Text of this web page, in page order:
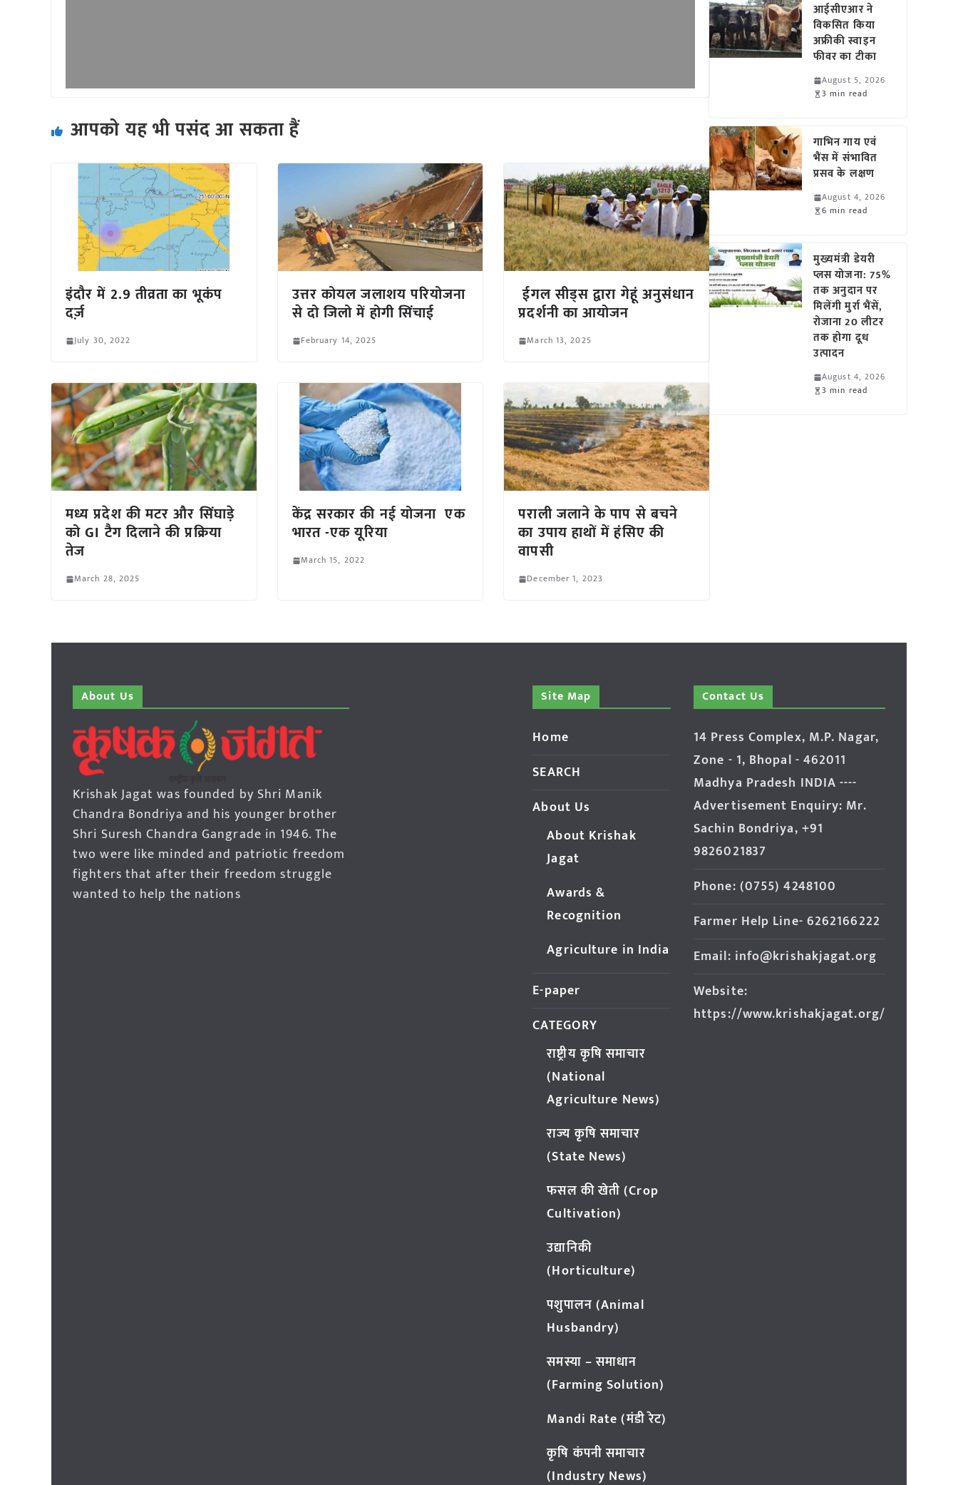
आपको यह भी पसंद आ सकता हैं
इंदौर में 2.9 तीव्रता का भूकंप
दर्ज़
July 30, 2022
उत्तर कोयल जलाशय परियोजना
से दो जिलो में होगी सिंचाई
February 14, 2025
ईगल सीड्स द्वारा गेहूं अनुसंधान
प्रदर्शनी का आयोजन
March 13, 2025
मध्य प्रदेश की मटर और सिंघाड़े
को GI टैग दिलाने की प्रक्रिया
तेज
March 28, 2025
केंद्र सरकार की नई योजना एक
भारत -एक यूरिया
March 15, 2022
पराली जलाने के पाप से बचने
का उपाय हाथों में हंसिए की
वापसी
December 1, 2023
आईसीएआर ने
विकसित किया
अफ्रीकी स्वाइन
फीवर का टीका
August 5, 2026
3 min read
गाभिन गाय एवं
भैंस में संभावित
प्रसव के लक्षण
August 4, 2026
6 min read
मुख्यमंत्री डेयरी
प्लस योजना: 75%
तक अनुदान पर
मिलेंगी मुर्रा भैंसें,
रोजाना 20 लीटर
तक होगा दूध
उत्पादन
August 4, 2026
3 min read
About Us
Krishak Jagat was founded by Shri Manik
Chandra Bondriya and his younger brother
Shri Suresh Chandra Gangrade in 1946. The
two were like minded and patriotic freedom
fighters that after their freedom struggle
wanted to help the nations
Site Map
Home
SEARCH
About Us
About Krishak
Jagat
Awards &
Recognition
Agriculture in India
E-paper
CATEGORY
राष्ट्रीय कृषि समाचार
(National
Agriculture News)
राज्य कृषि समाचार
(State News)
फसल की खेती (Crop
Cultivation)
उद्यानिकी
(Horticulture)
पशुपालन (Animal
Husbandry)
समस्या – समाधान
(Farming Solution)
Mandi Rate (मंडी रेट)
कृषि कंपनी समाचार
(Industry News)
Contact Us
14 Press Complex, M.P. Nagar,
Zone - 1, Bhopal - 462011
Madhya Pradesh INDIA ----
Advertisement Enquiry: Mr.
Sachin Bondriya, +91
9826021837
Phone: (0755) 4248100
Farmer Help Line- 6262166222
Email: info@krishakjagat.org
Website:
https://www.krishakjagat.org/